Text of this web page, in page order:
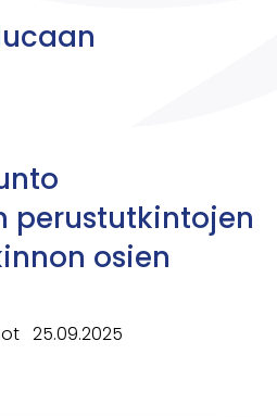
perustutkintojen
osien
25.09.2025